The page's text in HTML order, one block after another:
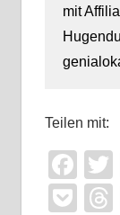
mit
Teilen mit: